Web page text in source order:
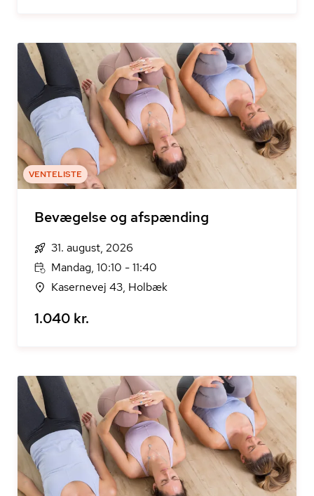
VENTELISTE
Bevægelse og afspænding
31. august, 2026
Mandag, 10:10 - 11:40
Kasernevej 43, Holbæk
1.040 kr.